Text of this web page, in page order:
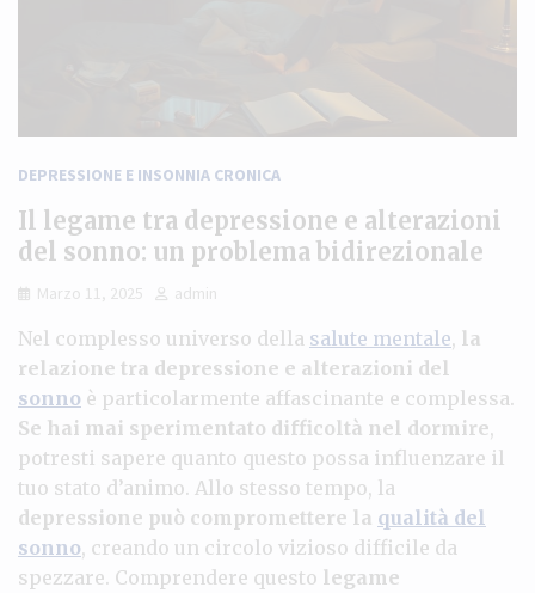
DEPRESSIONE E INSONNIA CRONICA
Il legame tra depressione e alterazioni
del sonno: un problema bidirezionale
Marzo 11, 2025 admin
Nel complesso universo della salute mentale, la
relazione tra depressione e alterazioni del
sonno è particolarmente affascinante e complessa.
Se hai mai sperimentato difficoltà nel dormire,
potresti sapere quanto questo possa influenzare il
tuo stato d’animo. Allo stesso tempo, la
depressione può compromettere la qualità del
sonno, creando un circolo vizioso difficile da
spezzare. Comprendere questo legame